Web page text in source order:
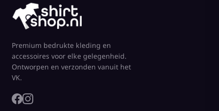
Premium bedrukte kleding en
accessoires voor elke gelegenheid.
Ontworpen en verzonden vanuit het
VK.